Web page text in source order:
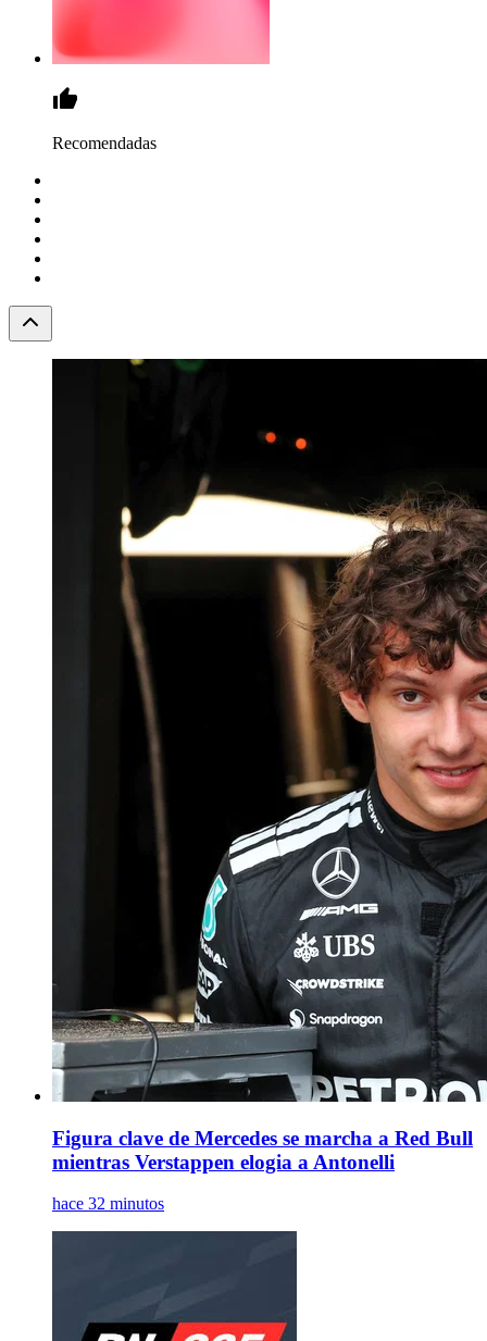
Recomendadas
Figura clave de Mercedes se marcha a Red Bull
mientras Verstappen elogia a Antonelli
hace 32 minutos